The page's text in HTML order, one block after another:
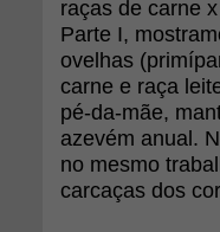
raças de carne
Parte I,
ovelhas
carne e raça
pé-da-mãe,
azevém anual.
no mesmo
carcaças dos